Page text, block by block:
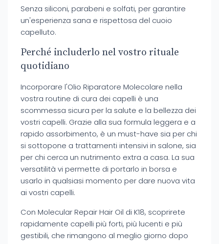
Senza siliconi, parabeni e solfati, per garantire
un'esperienza sana e rispettosa del cuoio
capelluto.
Perché includerlo nel vostro rituale
quotidiano
Incorporare l'Olio Riparatore Molecolare nella
vostra routine di cura dei capelli è una
scommessa sicura per la salute e la bellezza dei
vostri capelli. Grazie alla sua formula leggera e a
rapido assorbimento, è un must-have sia per chi
si sottopone a trattamenti intensivi in salone, sia
per chi cerca un nutrimento extra a casa. La sua
versatilità vi permette di portarlo in borsa e
usarlo in qualsiasi momento per dare nuova vita
ai vostri capelli.
Con Molecular Repair Hair Oil di K18, scoprirete
rapidamente capelli più forti, più lucenti e più
gestibili, che rimangono al meglio giorno dopo